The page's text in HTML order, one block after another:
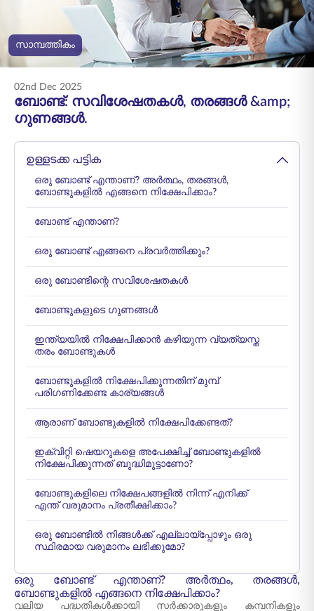
ഓൺലൈനായി
വാങ്ങുക
പ്രീമിയം അടയ്ക്കുക
സാമ്പത്തികം
02nd Dec 2025
ബോണ്ട്: സവിശേഷതകൾ, തരങ്ങൾ &amp;
ഗുണങ്ങൾ.
ഉള്ളടക്ക പട്ടിക
ഒരു ബോണ്ട് എന്താണ്? അർത്ഥം, തരങ്ങൾ,
ബോണ്ടുകളിൽ എങ്ങനെ നിക്ഷേപിക്കാം?
ബോണ്ട് എന്താണ്?
ഒരു ബോണ്ട് എങ്ങനെ പ്രവർത്തിക്കും?
ഒരു ബോണ്ടിന്റെ സവിശേഷതകൾ
ബോണ്ടുകളുടെ ഗുണങ്ങൾ
ഇന്ത്യയിൽ നിക്ഷേപിക്കാൻ കഴിയുന്ന വ്യത്യസ്ത
തരം ബോണ്ടുകൾ
ബോണ്ടുകളിൽ നിക്ഷേപിക്കുന്നതിന് മുമ്പ്
പരിഗണിക്കേണ്ട കാര്യങ്ങൾ
ആരാണ് ബോണ്ടുകളിൽ നിക്ഷേപിക്കേണ്ടത്?
ഇക്വിറ്റി ഷെയറുകളെ അപേക്ഷിച്ച് ബോണ്ടുകളിൽ
നിക്ഷേപിക്കുന്നത് ബുദ്ധിമുട്ടാണോ?
ബോണ്ടുകളിലെ നിക്ഷേപങ്ങളിൽ നിന്ന് എനിക്ക്
എന്ത് വരുമാനം പ്രതീക്ഷിക്കാം?
ഒരു ബോണ്ടിൽ നിങ്ങൾക്ക് എല്ലായ്പ്പോഴും ഒരു
സ്ഥിരമായ വരുമാനം ലഭിക്കുമോ?
ഒരു ബോണ്ട് എന്താണ്? അർത്ഥം, തരങ്ങൾ,
ബോണ്ടുകളിൽ എങ്ങനെ നിക്ഷേപിക്കാം?
വലിയ പദ്ധതികൾക്കായി സർക്കാരുകളും കമ്പനികളും